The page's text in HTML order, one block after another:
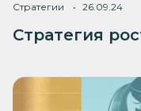
Стратегии 26.09.24
Стратегия